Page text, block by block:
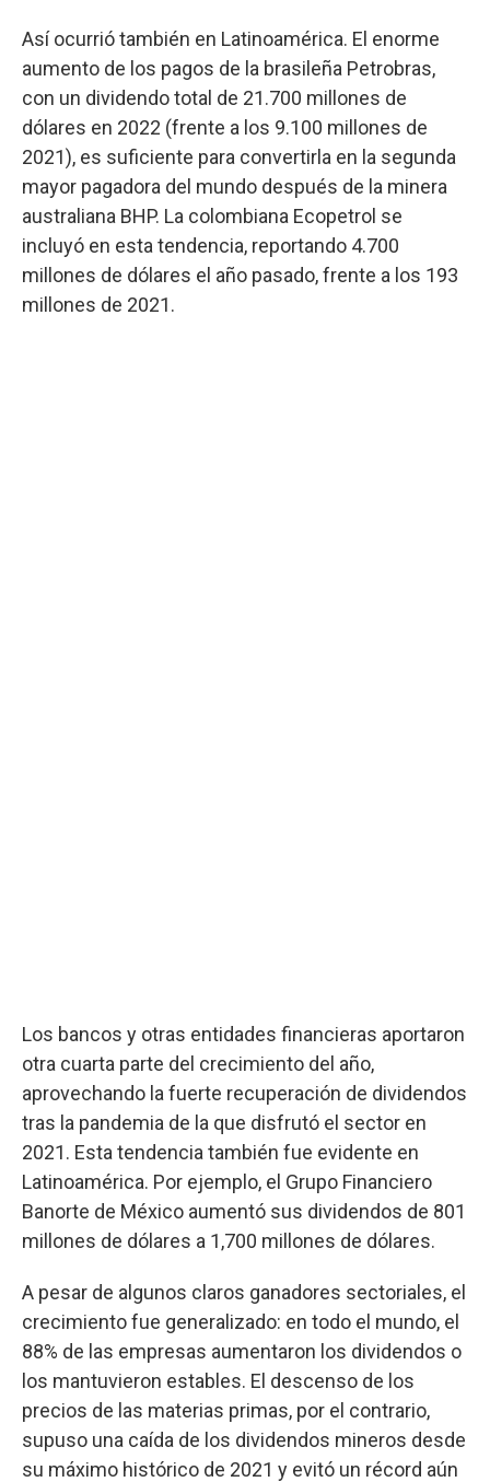
Así ocurrió también en Latinoamérica. El enorme
aumento de los pagos de la brasileña Petrobras,
con un dividendo total de 21.700 millones de
dólares en 2022 (frente a los 9.100 millones de
2021), es suficiente para convertirla en la segunda
mayor pagadora del mundo después de la minera
australiana BHP. La colombiana Ecopetrol se
incluyó en esta tendencia, reportando 4.700
millones de dólares el año pasado, frente a los 193
millones de 2021.
Los bancos y otras entidades financieras aportaron
otra cuarta parte del crecimiento del año,
aprovechando la fuerte recuperación de dividendos
tras la pandemia de la que disfrutó el sector en
2021. Esta tendencia también fue evidente en
Latinoamérica. Por ejemplo, el Grupo Financiero
Banorte de México aumentó sus dividendos de 801
millones de dólares a 1,700 millones de dólares.
A pesar de algunos claros ganadores sectoriales, el
crecimiento fue generalizado: en todo el mundo, el
88% de las empresas aumentaron los dividendos o
los mantuvieron estables. El descenso de los
precios de las materias primas, por el contrario,
supuso una caída de los dividendos mineros desde
su máximo histórico de 2021 y evitó un récord aún